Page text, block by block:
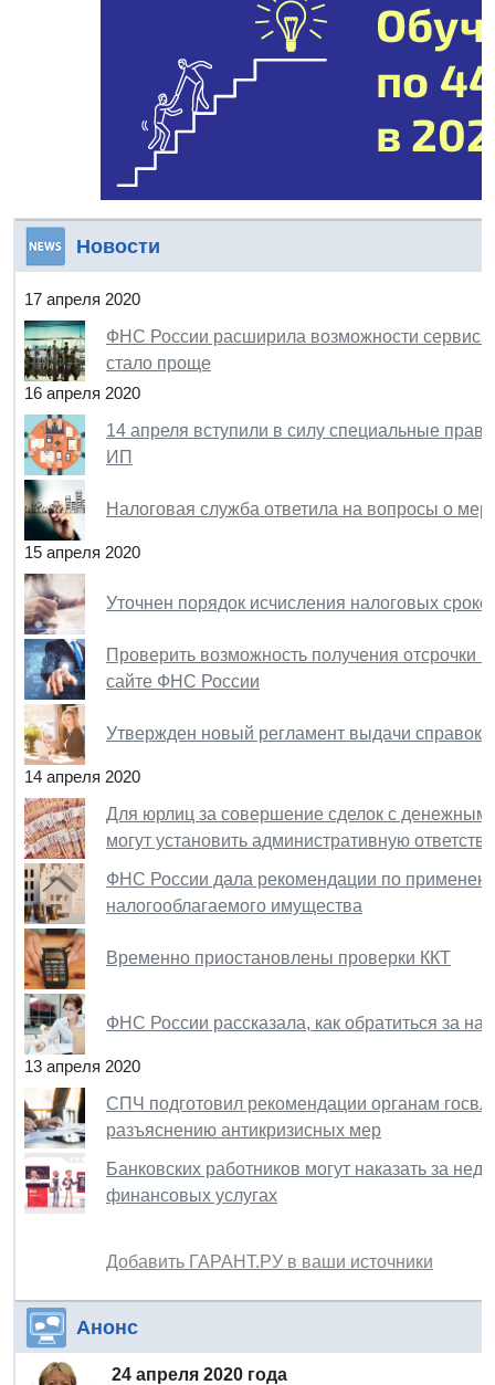
Новости
17 апреля 2020
ФНС России расширила возможности сервиса
стало проще
16 апреля 2020
14 апреля вступили в силу специальные
ИП
Налоговая служба ответила на вопросы о
15 апреля 2020
Уточнен порядок исчисления налоговых
Проверить возможность получения отсрочки
сайте ФНС России
Утвержден новый регламент выдачи
14 апреля 2020
Для юрлиц за совершение сделок с
могут установить административную
ФНС России дала рекомендации по
налогооблагаемого имущества
Временно приостановлены проверки ККТ
ФНС России рассказала, как обратиться за
13 апреля 2020
СПЧ подготовил рекомендации органам
разъяснению антикризисных мер
Банковских работников могут наказать за
финансовых услугах
Добавить ГАРАНТ.РУ в ваши источники
Анонс
24 апреля 2020 года